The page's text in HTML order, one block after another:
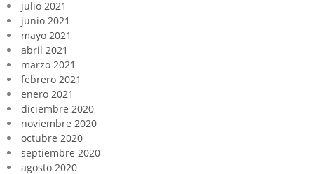
julio 2021
junio 2021
mayo 2021
abril 2021
marzo 2021
febrero 2021
enero 2021
diciembre 2020
noviembre 2020
octubre 2020
septiembre 2020
agosto 2020